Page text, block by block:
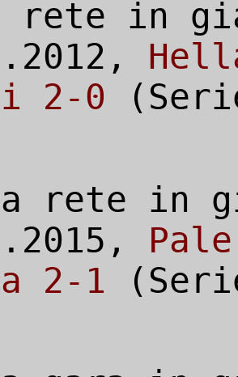
rete in
2-0
rete in
2-1